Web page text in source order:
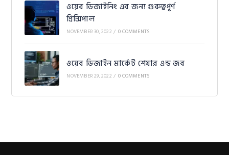
ওয়েব ডিজাইনিং এর জন্য গুরুত্বপূর্ণ
প্রিন্সিপাল
NOVEMBER 30, 2022 / 0 COMMENTS
ওয়েব ডিজাইন মার্কেট শেয়ার এন্ড জব
NOVEMBER 29, 2022 / 0 COMMENTS